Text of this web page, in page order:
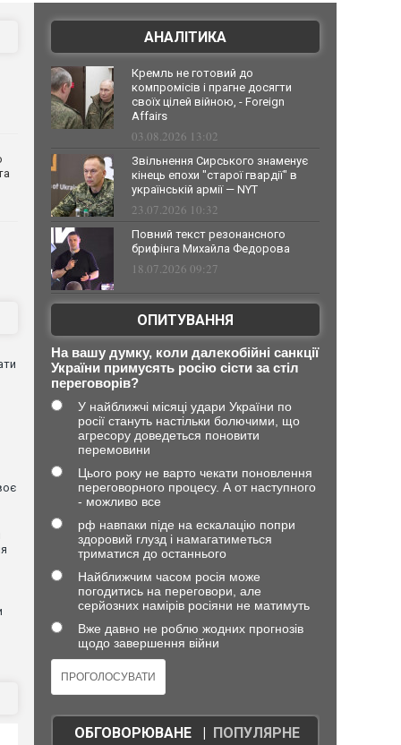
АНАЛІТИКА
Кремль не готовий до
компромісів і прагне досягти
своїх цілей війною, - Foreign
Affairs
03.08.2026 13:02
Звільнення Сирського знаменує
кінець епохи "старої гвардії" в
українській армії — NYT
23.07.2026 10:32
Повний текст резонансного
брифінга Михайла Федорова
18.07.2026 09:27
ОПИТУВАННЯ
На вашу думку, коли далекобійні санкції
України примусять росію сісти за стіл
переговорів?
У найближчі місяці удари України по
росії стануть настільки болючими, що
агресору доведеться поновити
перемовини
Цього року не варто чекати поновлення
переговорного процесу. А от наступного
- можливо все
рф навпаки піде на ескалацію попри
здоровий глузд і намагатиметься
триматися до останнього
Найближчим часом росія може
погодитись на переговори, але
серйозних намірів росіяни не матимуть
Вже давно не роблю жодних прогнозів
щодо завершення війни
ОБГОВОРЮВАНЕ| ПОПУЛЯРНЕ